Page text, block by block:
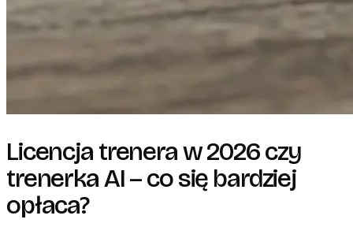
Licencja trenera w 2026 czy
trenerka AI – co się bardziej
opłaca?